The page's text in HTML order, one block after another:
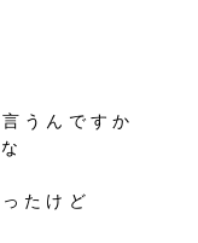
うんですか
たけど